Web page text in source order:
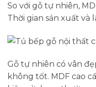
So với gỗ tự nhiên,
Thời gian sản xuất và
Gỗ tự nhiên có vân
không tốt. MDF cao